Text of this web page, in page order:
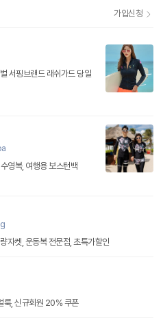
가입신청
서핑브랜드 래쉬가드 당일
영복, 여행용 보스턴백
자켓, 운동복 전문점, 초특가할인
룩, 신규회원 20% 쿠폰